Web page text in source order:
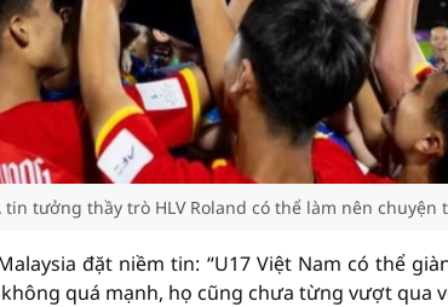
tưởng thầy trò HLV Roland có thể làm nên chuyện
đặt niềm tin: “U17 Việt Nam có thể
quá mạnh, họ cũng chưa từng vượt qua